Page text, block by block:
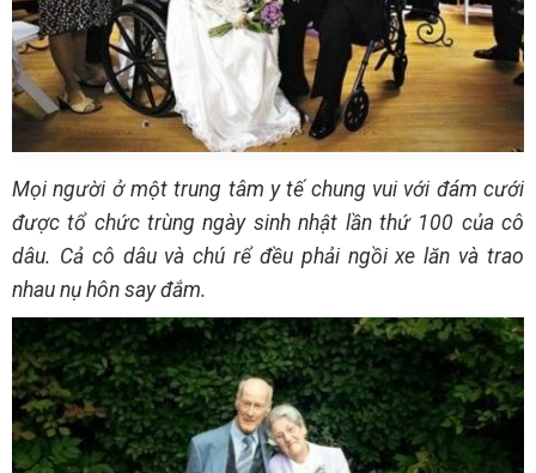
Mọi người ở một trung tâm y tế chung vui với đám cưới
được tổ chức trùng ngày sinh nhật lần thứ 100 của cô
dâu. Cả cô dâu và chú rể đều phải ngồi xe lăn và trao
nhau nụ hôn say đắm.